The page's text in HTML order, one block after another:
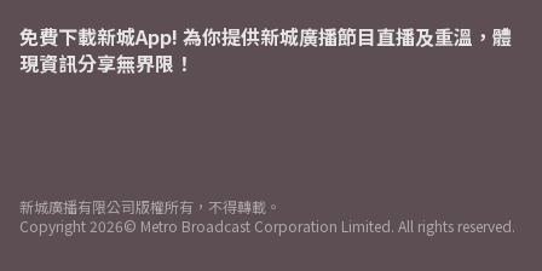
免費下載新城App! 為你提供新城廣播節目直播及重溫，體
現資訊分享無界限！
新城廣播有限公司版權所有，不得轉載。
Copyright 2026© Metro Broadcast Corporation Limited. All rights reserved.